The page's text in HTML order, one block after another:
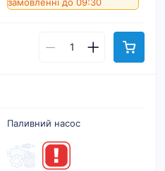
Паливний насос